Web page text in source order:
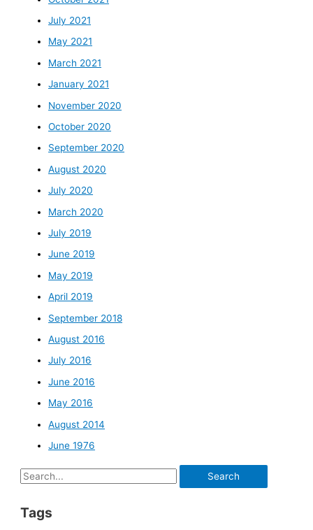
July 2021
May 2021
March 2021
January 2021
November 2020
October 2020
September 2020
August 2020
July 2020
March 2020
July 2019
June 2019
May 2019
April 2019
September 2018
August 2016
July 2016
June 2016
May 2016
August 2014
June 1976
Search
Tags